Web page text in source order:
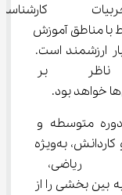
با مناطق آموزش
ارزشمند است.
متوسطه و
افزایش سهم آموزش‌های فنی حرفه‌‍ای و کاردانش، به‌ویژه
بین بخشی را از